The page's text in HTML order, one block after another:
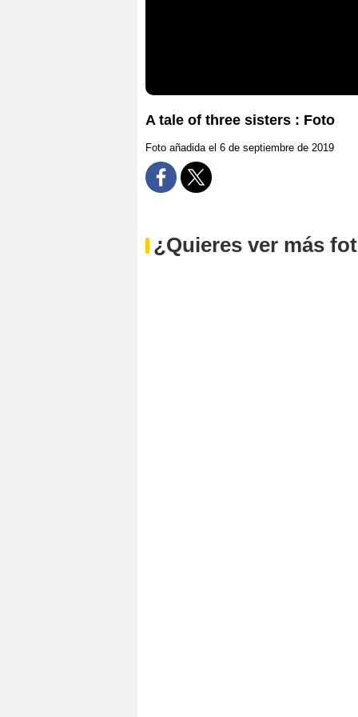
A tale of three sisters : Foto
Foto añadida el 6 de septiembre de 2019
¿Quieres ver más